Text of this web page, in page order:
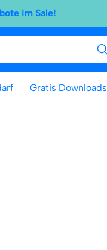
im Sale!
Gratis Downloads